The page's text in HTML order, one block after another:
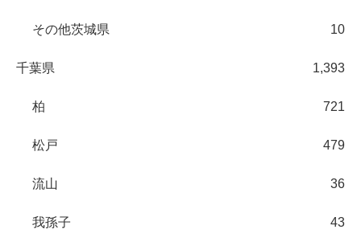
その他茨城県 10
千葉県 1,393
柏 721
松戸 479
流山 36
我孫子 43